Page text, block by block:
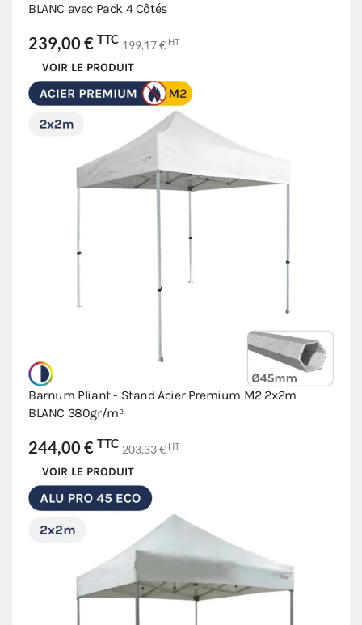
BLANC avec Pack 4 Côtés
239,00 € TTC 199,17 € HT
VOIR LE PRODUIT
Barnum Pliant - Stand Acier Premium M2 2x2m
BLANC 380gr/m²
244,00 € TTC 203,33 € HT
VOIR LE PRODUIT